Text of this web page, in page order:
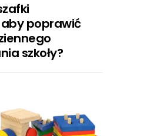
poprawić
szkoły?